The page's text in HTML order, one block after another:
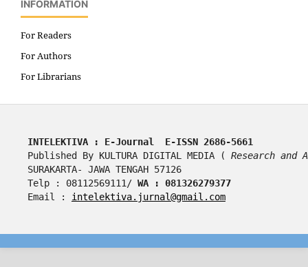
INFORMATION
For Readers
For Authors
For Librarians
INTELEKTIVA : E-Journal  E-ISSN 2686-5661
Published By KULTURA DIGITAL MEDIA ( Research and
SURAKARTA- JAWA TENGAH 57126
Telp : 08112569111/ WA : 081326279377
Email : intelektiva.jurnal@gmail.com